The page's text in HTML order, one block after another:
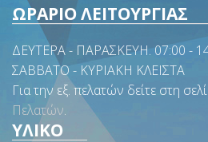
ΩΡΑΡΙΟ ΛΕΙΤΟΥΡΓΙΑΣ
ΔΕΥΤΕΡΑ - ΠΑΡΑΣΚΕΥΗ. 07:00 -
ΣΑΒΒΑΤΟ - ΚΥΡΙΑΚΗ ΚΛΕΙΣΤΑ
Για την εξ. πελατών δείτε στη
Πελατών.
ΥΛΙΚΟ